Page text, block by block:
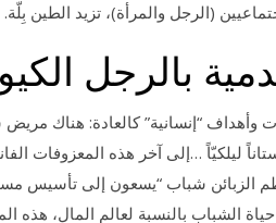
(الرجل والمرأة)، تزيد الطين بِلّة.
بالرجل
“إنسانية” كالعادة: هناك مريض
ليلكيّاً …إلى آخر هذه المعزوفات
الزبائن شباب “يسعون إلى تأسيس
الشباب بالنسبة لعالم المال،